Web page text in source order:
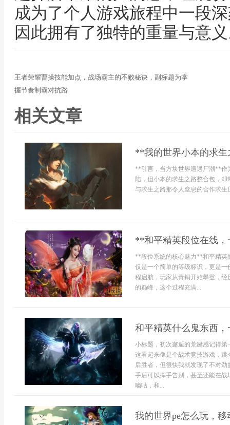
成为了个人游戏旅程中一段
因此拥有了独特的重量与意
王者荣耀曹操技能加点，战场霸主的不败秘诀，副标题为掌
握节奏制霸对抗路
相关文章
**我的世界小本的求
**引言，当方块世界遭遇尸潮**作
陆，但小本的求生之路整合包，
与求生之路那令人窒息的合作求生
**和平精英段位在线
**段位系统的核心魅力**和平精英
仅是一个简单的等级标识，更是
程启航，玩家从青铜开始攀登，
的巅峰，这个过程充满...
和平精英什么鬼东西
小标题，初次邂逅的荒诞感记得
这看起来像是个战术竞技游戏，
后胜者，但很快我就发现了不对
手后可以挥手告别，甚至还能在
嘀咕，和...
我的世界pe怎么玩，